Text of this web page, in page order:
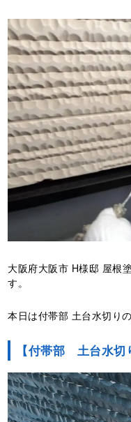
大阪府大阪市 H様邸 屋根
す。
本日は付帯部 土台水切り
【付帯部 土台水切